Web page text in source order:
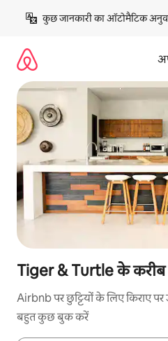
छोड़कर
कॉन्टेंट
कुछ जानकारी का ऑटोमैटिक
Tiger & Turtle के
Airbnb पर छुट्टियों के लिए किराए
बहुत कुछ बुक करें